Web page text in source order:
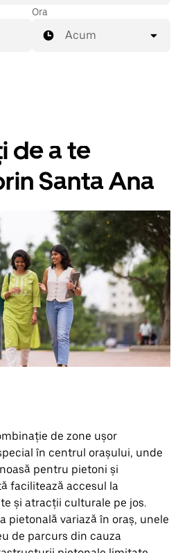
Ora
Acum
de a te
Santa Ana
de zone ușor
în centrul orașului, unde
pentru pietoni și
facilitează accesul la
și atracții culturale pe jos.
pietonală variază în oraș, unele
de parcurs din cauza